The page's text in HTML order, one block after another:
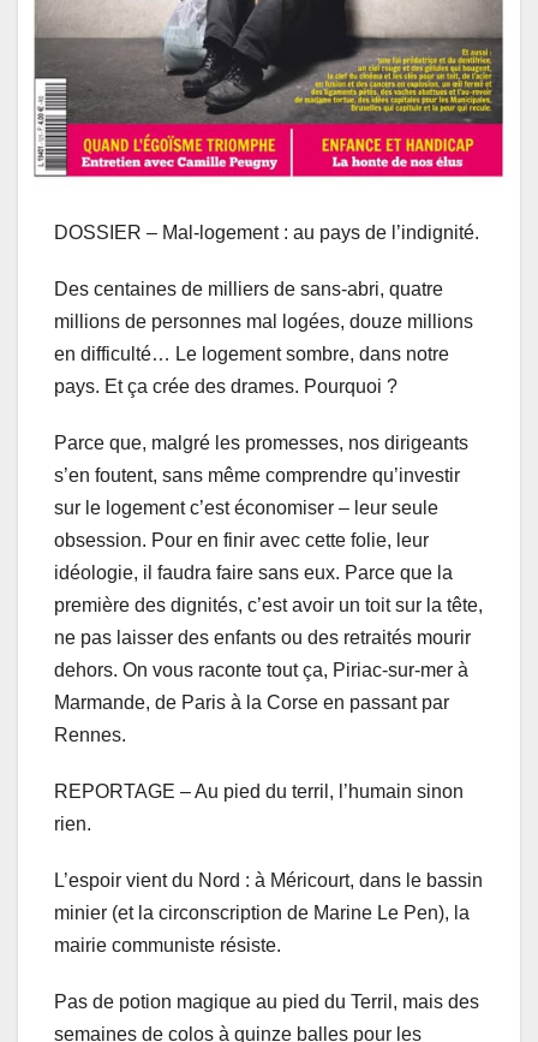
DOSSIER – Mal-logement : au pays de l’indignité.
Des centaines de milliers de sans-abri, quatre
millions de personnes mal logées, douze millions
en difficulté… Le logement sombre, dans notre
pays. Et ça crée des drames. Pourquoi ?
Parce que, malgré les promesses, nos dirigeants
s’en foutent, sans même comprendre qu’investir
sur le logement c’est économiser – leur seule
obsession. Pour en finir avec cette folie, leur
idéologie, il faudra faire sans eux. Parce que la
première des dignités, c’est avoir un toit sur la tête,
ne pas laisser des enfants ou des retraités mourir
dehors. On vous raconte tout ça, Piriac-sur-mer à
Marmande, de Paris à la Corse en passant par
Rennes.
REPORTAGE – Au pied du terril, l’humain sinon
rien.
L’espoir vient du Nord : à Méricourt, dans le bassin
minier (et la circonscription de Marine Le Pen), la
mairie communiste résiste.
Pas de potion magique au pied du Terril, mais des
semaines de colos à quinze balles pour les